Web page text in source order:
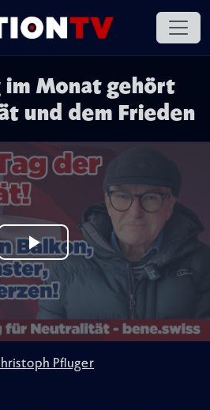
im Monat gehört
und dem Frieden
Pfluger